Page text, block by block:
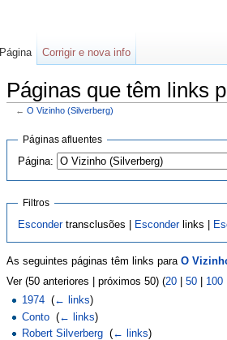
Páginas que têm links
← O Vizinho (Silverberg)
Páginas afluentes
Página:
Filtros
Escondertransclusões | Esconderlinks |
As seguintes páginas têm links para O
Ver (50 anteriores | próximos 50) (20 50 100
1974 ‎(← links)
Conto ‎(← links)
Robert Silverberg ‎(← links)
Página Corrigir e nova info